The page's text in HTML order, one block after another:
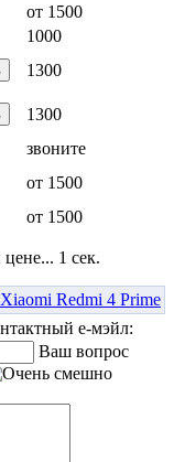
от 1500
1000
1300
1300
звоните
от 1500
от 1500
цене... 1 сек.
Redmi 4 Prime
е-мэйл:
Ваш вопрос